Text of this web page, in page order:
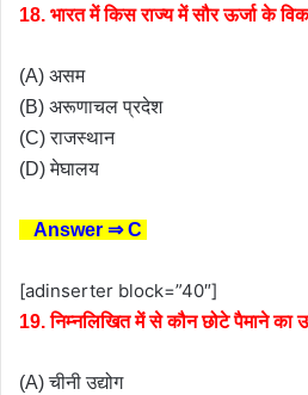
18. भारत में किस राज्य में सौर ऊर्जा के
(A) असम
(B) अरूणाचल प्रदेश
(C) राजस्थान
(D) मेघालय
Answer ⇒ C
[adinserter block=”40″]
19. निम्नलिखित में से कौन छोटे पैमाने का
(A) चीनी उद्योग